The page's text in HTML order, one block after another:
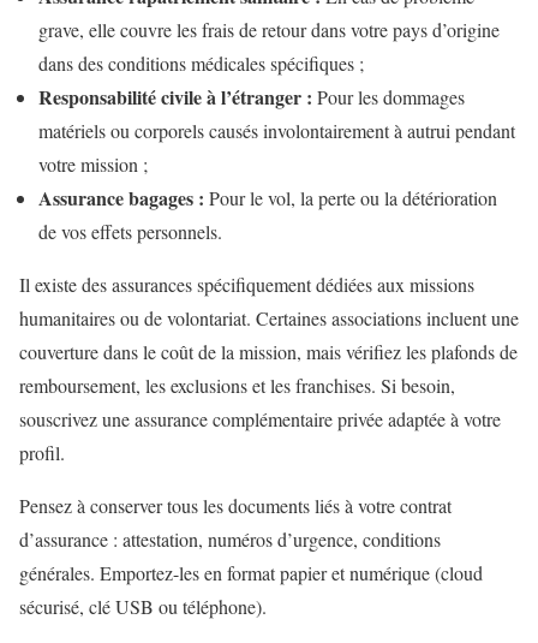
grave, elle couvre les frais de retour dans votre pays d’origine
dans des conditions médicales spécifiques ;
Responsabilité civile à l’étranger : Pour les dommages
matériels ou corporels causés involontairement à autrui pendant
votre mission ;
Assurance bagages : Pour le vol, la perte ou la détérioration
de vos effets personnels.
Il existe des assurances spécifiquement dédiées aux missions
humanitaires ou de volontariat. Certaines associations incluent une
couverture dans le coût de la mission, mais vérifiez les plafonds de
remboursement, les exclusions et les franchises. Si besoin,
souscrivez une assurance complémentaire privée adaptée à votre
profil.
Pensez à conserver tous les documents liés à votre contrat
d’assurance : attestation, numéros d’urgence, conditions
générales. Emportez-les en format papier et numérique (cloud
sécurisé, clé USB ou téléphone).